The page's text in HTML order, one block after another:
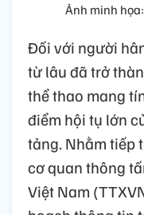
Ảnh minh
Đối với người
từ lâu đã trở
thể thao mang
điểm hội tụ lớn
tảng. Nhằm tiếp
cơ quan thông
Việt Nam